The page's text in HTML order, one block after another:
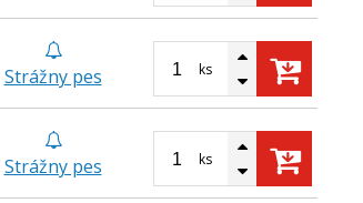
Strážny pes ks
Strážny pes ks